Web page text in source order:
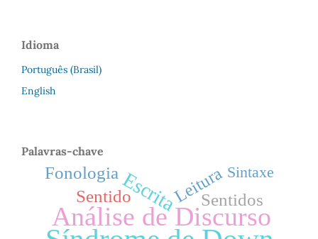
Idioma
Português (Brasil)
English
Palavras-chave
Análise de Discurso
EscritaLeituraSentidos
Sentido
Fonologia Sintaxe